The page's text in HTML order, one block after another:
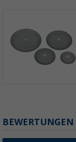
BEWERTUNGEN